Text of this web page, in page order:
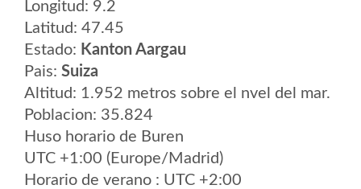
Longitud: 9.2
Latitud: 47.45
Estado: Kanton Aargau
Pais: Suiza
Altitud: 1.952 metros sobre el nvel del mar.
Poblacion: 35.824
Huso horario de Buren
UTC +1:00 (Europe/Madrid)
Horario de verano : UTC +2:00